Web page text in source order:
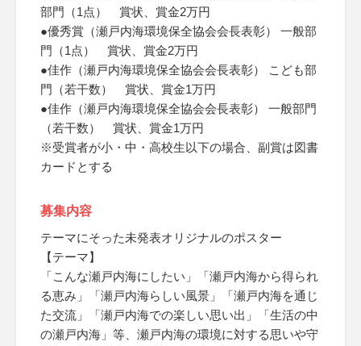
部門（1点） 賞状、賞金2万円
●優秀賞（瀬戸内海環境保全協会会長表彰） 一般部
門（1点） 賞状、賞金2万円
●佳作（瀬戸内海環境保全協会会長表彰） こども部
門（若干数） 賞状、賞金1万円
●佳作（瀬戸内海環境保全協会会長表彰） 一般部門
（若干数） 賞状、賞金1万円
※受賞者が小・中・高校生以下の場合、副賞は図書
カードとする
募集内容
テーマにそった未発表オリジナルのポスター
【テーマ】
「こんな瀬戸内海にしたい」「瀬戸内海から得られ
る恵み」「瀬戸内海らしい風景」「瀬戸内海を通じ
た交流」「瀬戸内海での楽しい思い出」「生活の中
の瀬戸内海」等、瀬戸内海の環境に対する思いや守